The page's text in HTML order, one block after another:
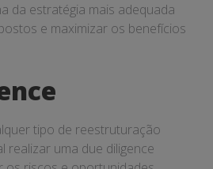
da estratégia mais adequada
e maximizar os benefícios
tipo de reestruturação
realizar uma due diligence